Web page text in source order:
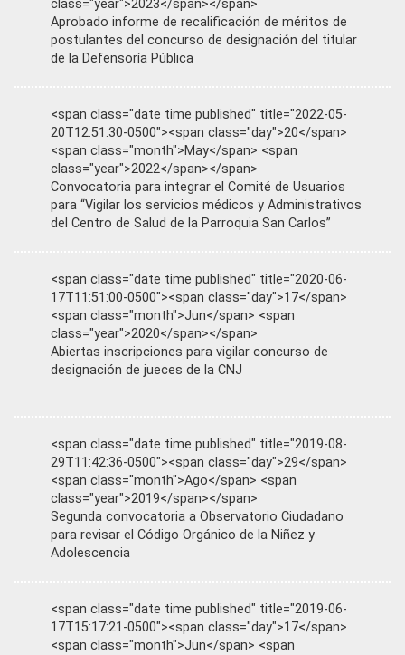
class="year">2023</span></span>
Aprobado informe de recalificación de méritos de
postulantes del concurso de designación del titular
de la Defensoría Pública
<span class="date time published" title="2022-05-
20T12:51:30-0500"><span class="day">20</span>
<span class="month">May</span> <span
class="year">2022</span></span>
Convocatoria para integrar el Comité de Usuarios
para “Vigilar los servicios médicos y Administrativos
del Centro de Salud de la Parroquia San Carlos”
<span class="date time published" title="2020-06-
17T11:51:00-0500"><span class="day">17</span>
<span class="month">Jun</span> <span
class="year">2020</span></span>
Abiertas inscripciones para vigilar concurso de
designación de jueces de la CNJ
<span class="date time published" title="2019-08-
29T11:42:36-0500"><span class="day">29</span>
<span class="month">Ago</span> <span
class="year">2019</span></span>
Segunda convocatoria a Observatorio Ciudadano
para revisar el Código Orgánico de la Niñez y
Adolescencia
<span class="date time published" title="2019-06-
17T15:17:21-0500"><span class="day">17</span>
<span class="month">Jun</span> <span